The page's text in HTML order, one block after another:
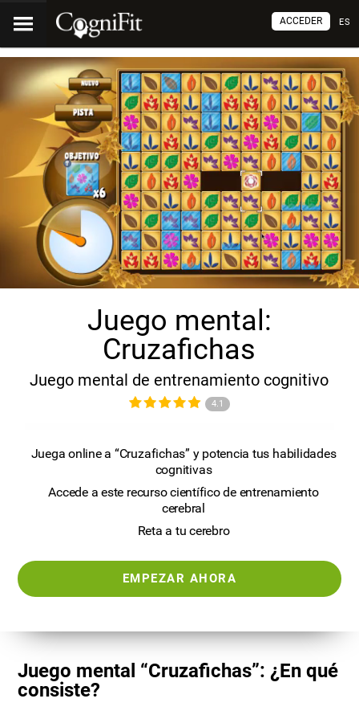
ES
ACCEDER
Juego mental:
Cruzafichas
Juego mental de entrenamiento cognitivo
4.1
Juega online a “Cruzafichas” y potencia tus habilidades
cognitivas
Accede a este recurso científico de entrenamiento
cerebral
Reta a tu cerebro
EMPEZAR AHORA
Juego mental “Cruzafichas”: ¿En qué
consiste?